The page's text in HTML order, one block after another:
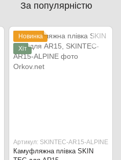
За популярністю
Новинка
Хіт
Артикул: SKINTEC-AR15-ALPINE
Камуфляжна плівка SKIN